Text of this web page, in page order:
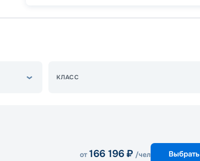
КЛАСС
от 166 196 ₽ /чел Выбрать